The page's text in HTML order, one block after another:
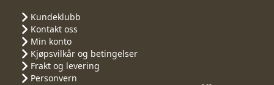
Kundeklubb
Kontakt oss
Min konto
Kjøpsvilkår og betingelser
Frakt og levering
Personvern